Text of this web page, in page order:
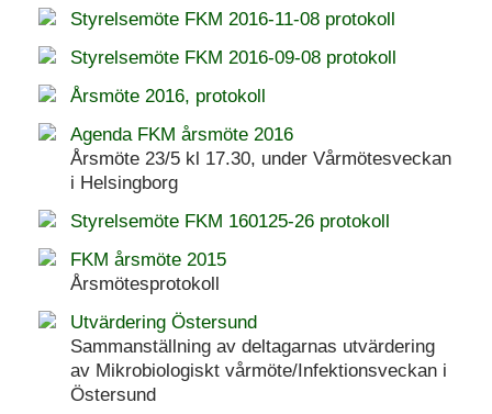
Styrelsemöte FKM 2016-11-08 protokoll
Styrelsemöte FKM 2016-09-08 protokoll
Årsmöte 2016, protokoll
Agenda FKM årsmöte 2016
Årsmöte 23/5 kl 17.30, under Vårmötesveckan
i Helsingborg
Styrelsemöte FKM 160125-26 protokoll
FKM årsmöte 2015
Årsmötesprotokoll
Utvärdering Östersund
Sammanställning av deltagarnas utvärdering
av Mikrobiologiskt vårmöte/Infektionsveckan i
Östersund